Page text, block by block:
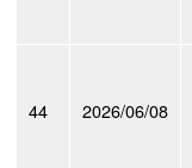
44 2026/06/08